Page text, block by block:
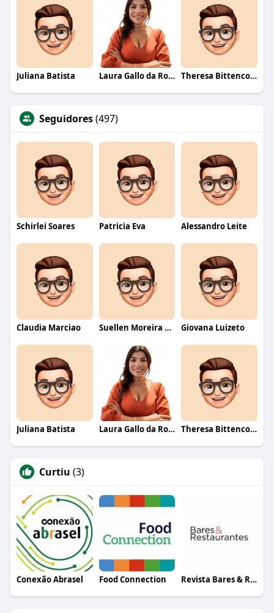
Juliana Batista Laura Gallo da Rosa Theresa Bittencourt
Seguidores(497)
Schirlei Soares Patricia Eva Alessandro Leite
Claudia Marciao Suellen Moreira Parente de Oliveira Giovana Luizeto
Juliana Batista Laura Gallo da Rosa Theresa Bittencourt
Curtiu (3)
Conexão Abrasel Food Connection Revista Bares & Restaurantes